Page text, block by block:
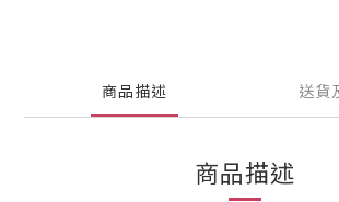
商品描述 送貨
商品描述